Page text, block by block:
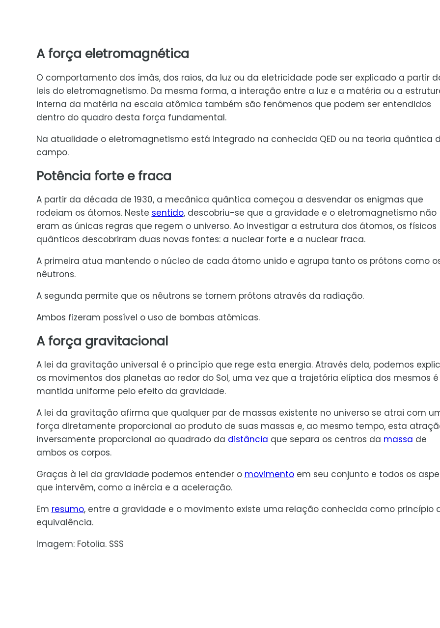
A força eletromagnética
O comportamento dos ímãs, dos raios, da luz ou da eletricidade pode ser explicado a partir
leis do eletromagnetismo. Da mesma forma, a interação entre a luz e a matéria ou a
interna da matéria na escala atômica também são fenômenos que podem ser entendidos
dentro do quadro desta força fundamental.
Na atualidade o eletromagnetismo está integrado na conhecida QED ou na teoria quântica
campo.
Potência forte e fraca
A partir da década de 1930, a mecânica quântica começou a desvendar os enigmas que
rodeiam os átomos. Neste sentido, descobriu-se que a gravidade e o eletromagnetismo não
eram as únicas regras que regem o universo. Ao investigar a estrutura dos átomos, os físicos
quânticos descobriram duas novas fontes: a nuclear forte e a nuclear fraca.
A primeira atua mantendo o núcleo de cada átomo unido e agrupa tanto os prótons como
nêutrons.
A segunda permite que os nêutrons se tornem prótons através da radiação.
Ambos fizeram possível o uso de bombas atômicas.
A força gravitacional
A lei da gravitação universal é o princípio que rege esta energia. Através dela, podemos
os movimentos dos planetas ao redor do Sol, uma vez que a trajetória elíptica dos mesmos é
mantida uniforme pelo efeito da gravidade.
A lei da gravitação afirma que qualquer par de massas existente no universo se atrai com
força diretamente proporcional ao produto de suas massas e, ao mesmo tempo, esta
inversamente proporcional ao quadrado da distância que separa os centros da massa de
ambos os corpos.
Graças à lei da gravidade podemos entender o movimentoem seu conjunto e todos os
que intervêm, como a inércia e a aceleração.
Em resumo, entre a gravidade e o movimento existe uma relação conhecida como princípio
equivalência.
Imagem: Fotolia. SSS